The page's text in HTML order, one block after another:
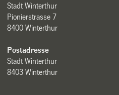
Stadt Winterthur
Pionierstrasse 7
8400 Winterthur
Postadresse
Stadt Winterthur
8403 Winterthur